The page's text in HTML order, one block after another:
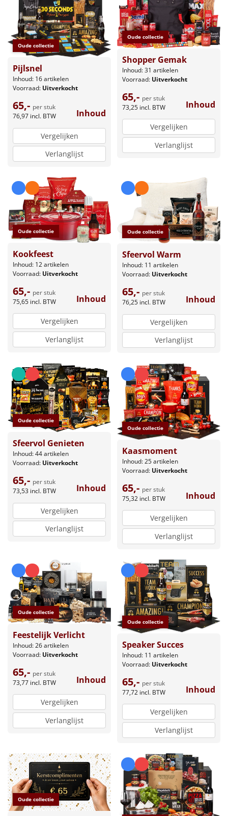
Oude collectie
Pijlsnel
Inhoud: 16 artikelen
Voorraad: Uitverkocht
65,- per stuk
76,97 incl. BTW Inhoud
Vergelijken
Verlanglijst
Oude collectie
Shopper Gemak
Inhoud: 31 artikelen
Voorraad: Uitverkocht
65,- per stuk
73,25 incl. BTW Inhoud
Vergelijken
Verlanglijst
Oude collectie
Kookfeest
Inhoud: 12 artikelen
Voorraad: Uitverkocht
65,- per stuk
75,65 incl. BTW Inhoud
Vergelijken
Verlanglijst
Oude collectie
Sfeervol Warm
Inhoud: 11 artikelen
Voorraad: Uitverkocht
65,- per stuk
76,25 incl. BTW Inhoud
Vergelijken
Verlanglijst
Oude collectie
Sfeervol Genieten
Inhoud: 44 artikelen
Voorraad: Uitverkocht
65,- per stuk
73,53 incl. BTW Inhoud
Vergelijken
Verlanglijst
Oude collectie
Kaasmoment
Inhoud: 25 artikelen
Voorraad: Uitverkocht
65,- per stuk
75,32 incl. BTW Inhoud
Vergelijken
Verlanglijst
Oude collectie
Feestelijk Verlicht
Inhoud: 26 artikelen
Voorraad: Uitverkocht
65,- per stuk
73,77 incl. BTW Inhoud
Vergelijken
Verlanglijst
Oude collectie
Speaker Succes
Inhoud: 11 artikelen
Voorraad: Uitverkocht
65,- per stuk
77,72 incl. BTW Inhoud
Vergelijken
Verlanglijst
Oude collectie